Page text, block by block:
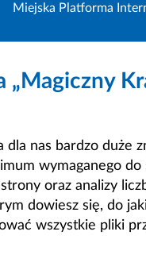
Miejska Platforma
nas bardzo duże
wymaganego do
oraz analizy
dowiesz się, do
wszystkie pliki